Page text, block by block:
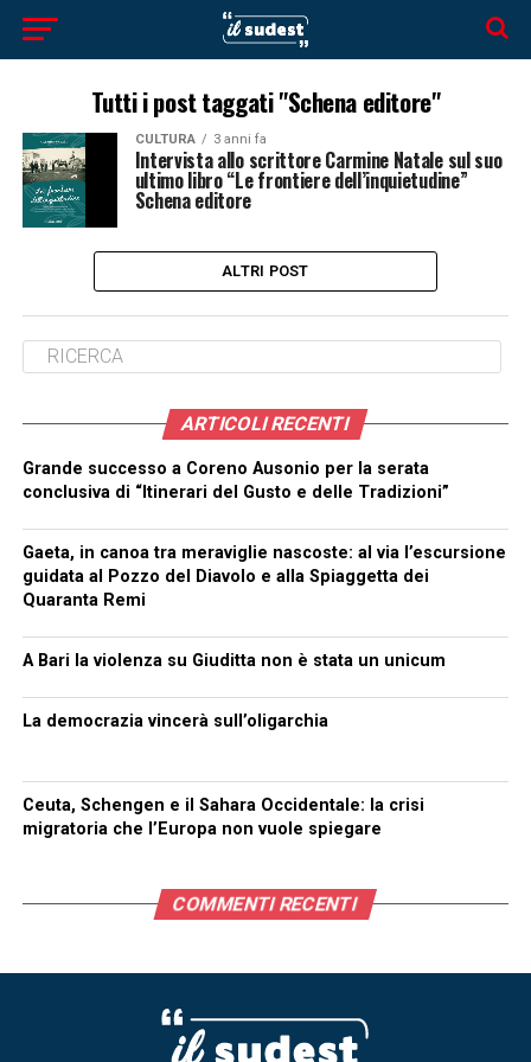
Tutti i post taggati "Schena editore"
CULTURA 3 anni fa
Intervista allo scrittore Carmine Natale sul suo
ultimo libro “Le frontiere dell’inquietudine”
Schena editore
ALTRI POST
ARTICOLI RECENTI
Grande successo a Coreno Ausonio per la serata
conclusiva di “Itinerari del Gusto e delle Tradizioni”
Gaeta, in canoa tra meraviglie nascoste: al via l’escursione
guidata al Pozzo del Diavolo e alla Spiaggetta dei
Quaranta Remi
A Bari la violenza su Giuditta non è stata un unicum
La democrazia vincerà sull’oligarchia
Ceuta, Schengen e il Sahara Occidentale: la crisi
migratoria che l’Europa non vuole spiegare
COMMENTI RECENTI